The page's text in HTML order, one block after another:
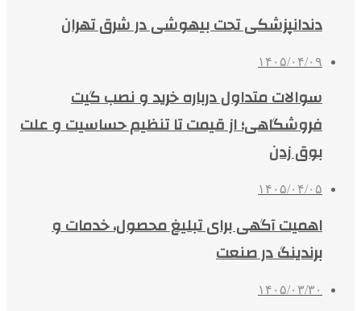
دندانپزشکی تحت بیهوشی در شرق تهران
۱۴۰۵/۰۴/۰۹
سوالات متداول درباره خرید و نصب گیت
فروشگاهی؛ از قیمت تا تنظیم حساسیت و علت
بوق زدن
۱۴۰۵/۰۴/۰۵
اهمیت آگهی برای تبلیغ محصول، خدمات و
برندینگ در صنعت
۱۴۰۵/۰۳/۳۰